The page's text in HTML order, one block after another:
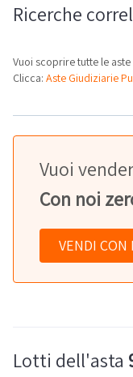
Ricerche
Vuoi scoprire tutte le
Clicca: Aste Giudiziarie
Vuoi
Con noi
VENDI CON
Lotti dell'asta